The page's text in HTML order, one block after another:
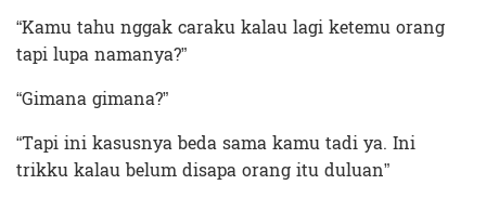
“Kamu tahu nggak caraku kalau lagi ketemu orang
tapi lupa namanya?”
“Gimana gimana?”
“Tapi ini kasusnya beda sama kamu tadi ya. Ini
trikku kalau belum disapa orang itu duluan”